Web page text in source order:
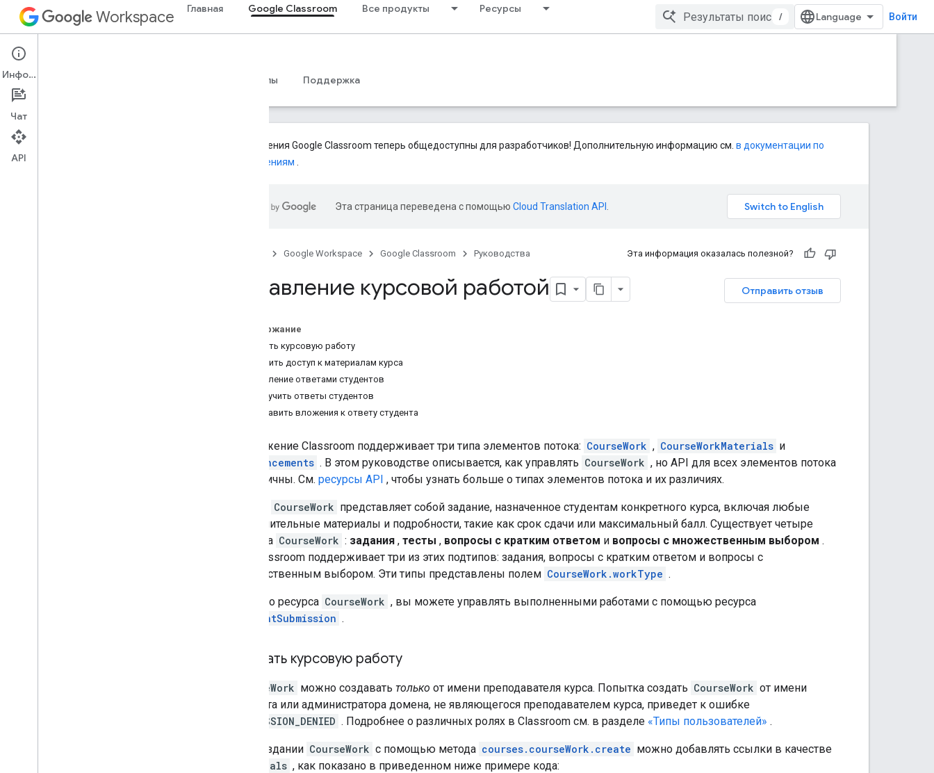
Workspace Главная Google Classroom Все продукты Ресурсы
/ Войти
Google Classroom
Обзор Справочные материалы Поддержка
Дополнения Google Classroom теперь общедоступны для разработчиков! Дополнительную информацию см. в документации по
дополнениям
Эта страница переведена с помощью Cloud Translation API
Google Workspace Google Classroom Руководства Эта информация оказалась полезной?
Отправить отзыв
Управление курсовой работой
Содержание
Создать курсовую работу
Получить доступ к материалам курса
Управление ответами студентов
Получить ответы студентов
Добавить вложения к ответу студента
Приложение Classroom поддерживает три типа элементов потока: CourseWork , CourseWorkMaterials и
Announcements . В этом руководстве описывается, как управлять CourseWork , но API для всех элементов потока
аналогичны. См. ресурсы API , чтобы узнать больше о типах элементов потока и их различиях.
CourseWork представляет собой задание, назначенное студентам конкретного курса, включая любые
дополнительные материалы и подробности, такие как срок сдачи или максимальный балл. Существует четыре
подтипа CourseWork : задания , тесты , вопросы с кратким ответом и вопросы с множественным выбором .
API Classroom поддерживает три из этих подтипов: задания, вопросы с кратким ответом и вопросы с
множественным выбором. Эти типы представлены полем CourseWork.workType .
Помимо ресурса CourseWork , вы можете управлять выполненными работами с помощью ресурса
StudentSubmission .
Создать курсовую работу
CourseWork можно создавать только от имени преподавателя курса. Попытка создать CourseWork от имени
студента или администратора домена, не являющегося преподавателем курса, приведет к ошибке
PERMISSION_DENIED . Подробнее о различных ролях в Classroom см. в разделе «Типы пользователей» .
При создании CourseWork с помощью метода courses.courseWork.create можно добавлять ссылки в качестве
materials , как показано в приведенном ниже примере кода:
Информация
Чат
API